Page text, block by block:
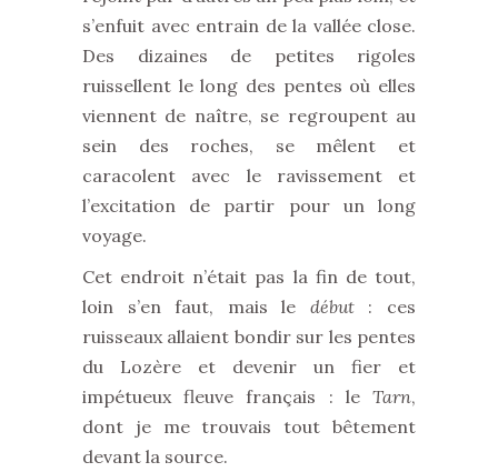
s’enfuit avec entrain de la vallée close.
Des dizaines de petites rigoles
ruissellent le long des pentes où elles
viennent de naître, se regroupent au
sein des roches, se mêlent et
caracolent avec le ravissement et
l’excitation de partir pour un long
voyage.
Cet endroit n’était pas la fin de tout,
loin s’en faut, mais le début: ces
ruisseaux allaient bondir sur les pentes
du Lozère et devenir un fier et
impétueux fleuve français : le Tarn,
dont je me trouvais tout bêtement
devant la source.